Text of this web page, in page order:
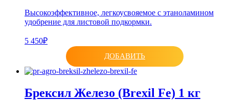
Высокоэффективное, легкоусвояемое с этаноламином
удобрение для листовой подкормки.
5 450₽
ДОБАВИТЬ
Брексил Железо (Brexil Fe) 1 кг